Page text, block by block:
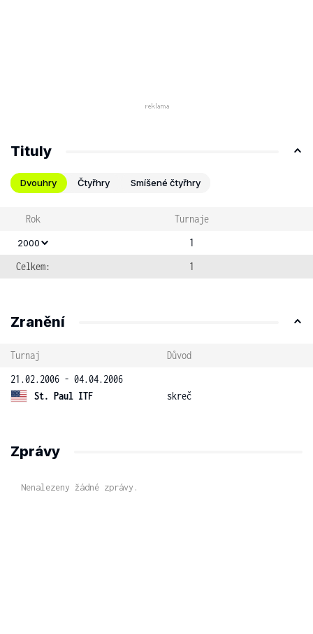
Tituly
Dvouhry Čtyřhry Smíšené čtyřhry
Rok Turnaje
2000
1
Celkem:
1
Zranění
Turnaj
Důvod
21.02.2006 - 04.04.2006
St. Paul ITF
skreč
Zprávy
Nenalezeny žádné zprávy.